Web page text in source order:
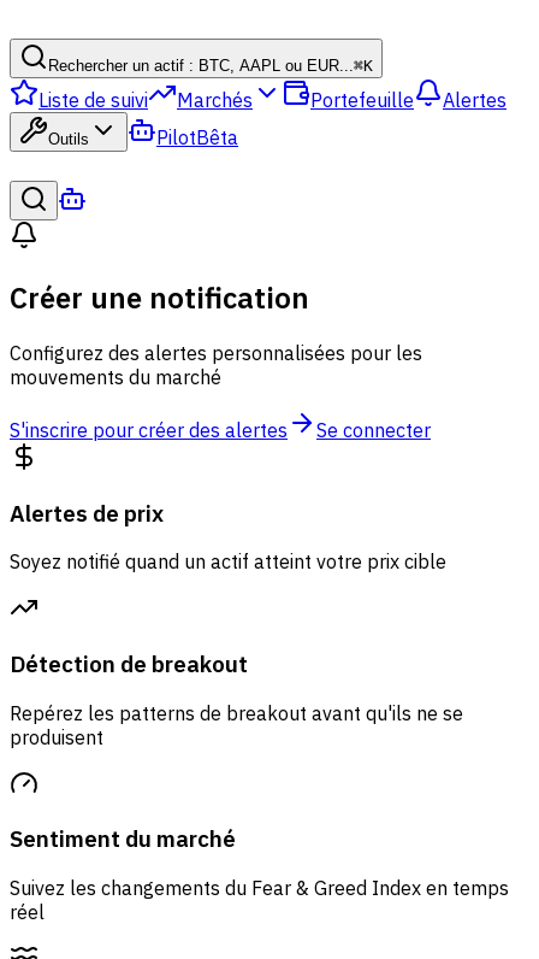
Rechercher un actif : BTC, AAPL ou EUR...⌘K
Liste de suivi Marchés Portefeuille Alertes
Outils PilotBêta
Créer une notification
Configurez des alertes personnalisées pour les
mouvements du marché
S'inscrire pour créer des alertes Se connecter
Alertes de prix
Soyez notifié quand un actif atteint votre prix cible
Détection de breakout
Repérez les patterns de breakout avant qu'ils ne se
produisent
Sentiment du marché
Suivez les changements du Fear & Greed Index en temps
réel